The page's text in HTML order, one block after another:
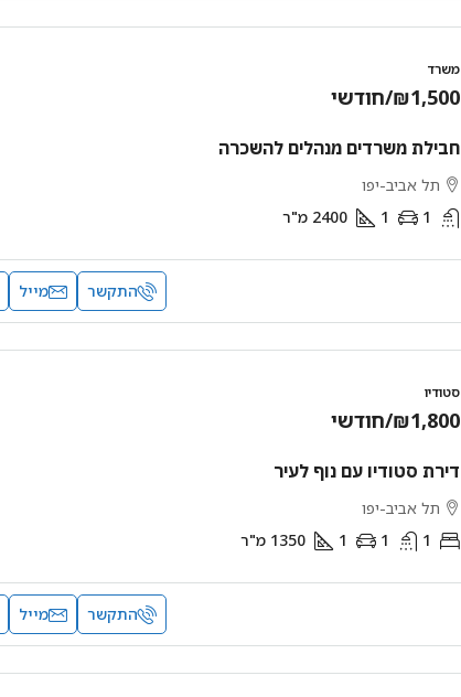
משרד
₪1,500/חודשי
חבילת משרדים מנהלים להשכרה
תל אביב-יפו
1
1
2400 מ"ר
התקשר מייל
סטודיו
₪1,800/חודשי
דירת סטודיו עם נוף לעיר
תל אביב-יפו
1
1
1
1350 מ"ר
התקשר מייל